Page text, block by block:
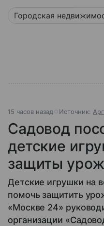
Городская
15 часов назад Источник:
Садовод
детские
защиты
Детские игрушки на
помочь защитить
«Москве 24»
организации